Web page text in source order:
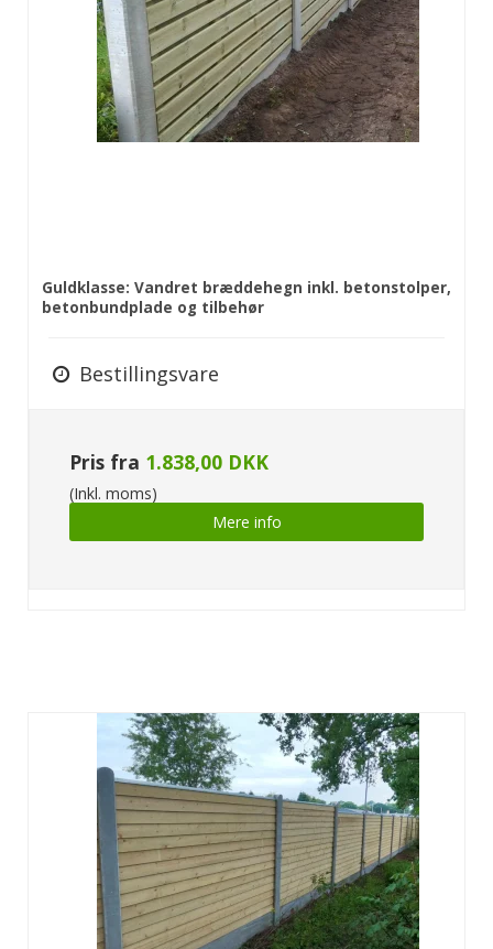
Guldklasse: Vandret bræddehegn inkl. betonstolper,
betonbundplade og tilbehør
Bestillingsvare
Pris fra 1.838,00 DKK
(Inkl. moms)
Mere info